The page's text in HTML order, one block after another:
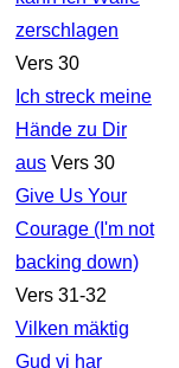
zerschlagen
Vers 30
Ich streck meine
Hände zu Dir
aus Vers 30
Give Us Your
Courage (I'm not
backing down)
Vers 31-32
Vilken mäktig
Gud vi har